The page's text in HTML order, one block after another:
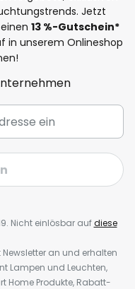
Jetzt
13 %-Gutschein*
in unserem Onlineshop
Nicht einlösbar aufdiese
an und erhalten
Lampen und Leuchten,
Home Produkte, Rabatt-